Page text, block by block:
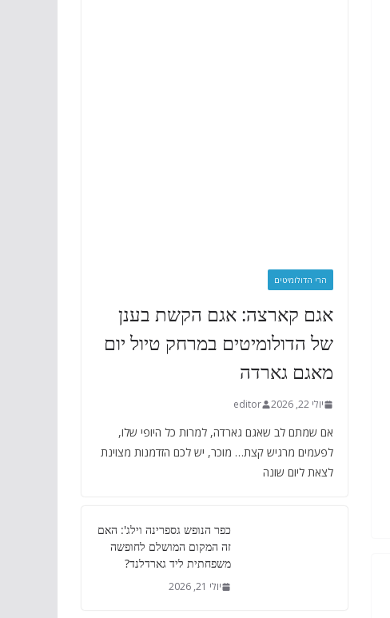
הרי הדולומיטים
אגם קארצה: אגם הקשת בענן
של הדולומיטים במרחק טיול יום
מאגם גארדה
יולי 22, 2026 editor
אם שמתם לב שאגם גארדה, למרות כל היופי שלו,
לפעמים מרגיש קצת… מוכר, יש לכם הזדמנות מצוינת
לצאת ליום שונה
כפר הנופש גספרינה וילג': האם
זה המקום המושלם לחופשה
משפחתית ליד גארדלנד?
יולי 21, 2026